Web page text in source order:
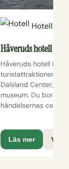
Hotell
Håveruds hotell
Håveruds hotell
turistattraktionen
Dalsland Center,
museum. Du bor mitt
händelsernas
Läs mer Visa